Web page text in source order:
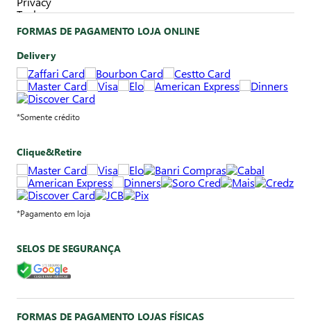
FORMAS DE PAGAMENTO LOJA ONLINE
Delivery
*Somente crédito
Clique&Retire
*Pagamento em loja
SELOS DE SEGURANÇA
FORMAS DE PAGAMENTO LOJAS FÍSICAS